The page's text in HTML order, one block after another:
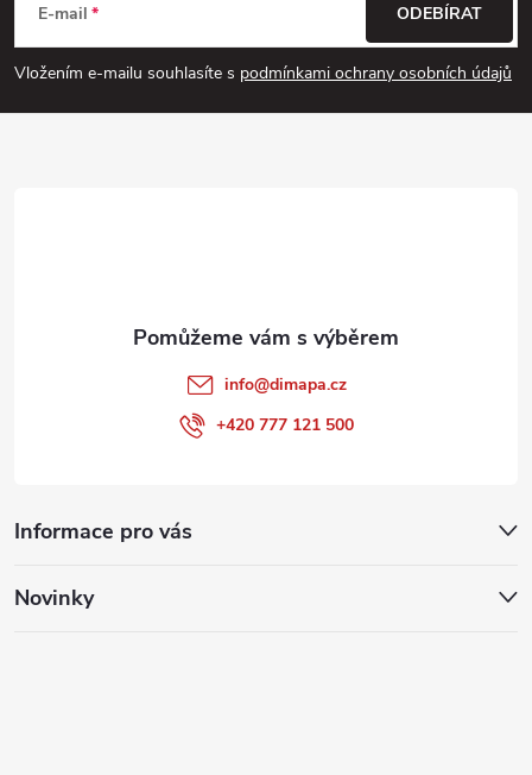
p
a
E-mail
Vložením e-mailu souhlasíte s podmínkami ochrany osobních údajů
ODEBÍRAT
Informace pro vás
Novinky
info@dimapa.cz
+420 777 121 500